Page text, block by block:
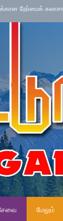
கலாசாரம் தேசிய
மேலும்